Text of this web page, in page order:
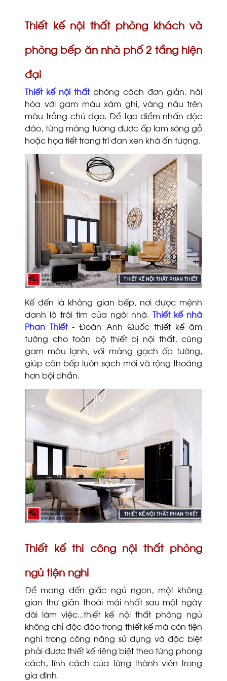
Thiết kế nội thất phòng khách và
phòng bếp ăn nhà phố 2 tầng hiện
đại
Thiết kế nội thấtphòng cách đơn giản, hài
hòa với gam màu xám ghi, vàng nâu trên
màu trắng chủ đạo. Để tạo điểm nhấn độc
đáo, từng mảng tường được ốp lam sóng gỗ
hoặc họa tiết trang trí đan xen khá ấn tượng.
Kế đến là không gian bếp, nơi được mệnh
danh là trái tim của ngôi nhà. Thiết kế nhà
Phan Thiết - Đoàn Anh Quốc thiết kế âm
tường cho toàn bộ thiết bị nội thất, cùng
gam màu lạnh, với mảng gạch ốp tường,
giúp căn bếp luôn sạch mới và rộng thoáng
hơn bội phần.
Thiết kế thi công nội thất phòng
ngủ tiện nghi
Để mang đến giấc ngủ ngon, một không
gian thư giãn thoải mái nhất sau một ngày
dài làm việc...thiết kế nội thất phòng ngủ
không chỉ độc đáo trong thiết kế mà còn tiện
nghi trong công năng sử dụng và đặc biệt
phải được thiết kế riêng biệt theo từng phong
cách, tính cách của từng thành viên trong
gia đình.